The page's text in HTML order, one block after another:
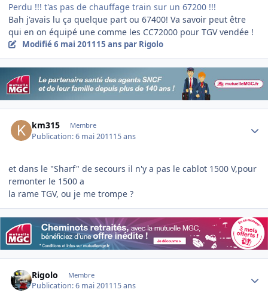
Perdu !!! t'as pas de chauffage train sur un 67200 !!!
Bah j'avais lu ça quelque part ou 67400! Va savoir peut être
qui en on équipé une comme les CC72000 pour TGV vendée !
Modifié6 mai 201115 ans par Rigolo
km315 Membre
Publication:6 mai 201115 ans
et dans le "Sharf" de secours il n'y a pas le cablot 1500 V,pour
remonter le 1500 a
la rame TGV, ou je me trompe ?
Rigolo Membre
Publication:6 mai 201115 ans